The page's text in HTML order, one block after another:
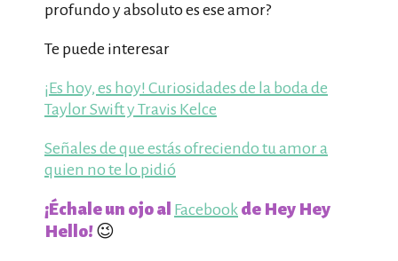
profundo y absoluto es ese amor?
Te puede interesar
¡Es hoy, es hoy! Curiosidades de la boda de
Taylor Swift y Travis Kelce
Señales de que estás ofreciendo tu amor a
quien no te lo pidió
¡Échale un ojo al Facebook de Hey Hey
Hello! 😉